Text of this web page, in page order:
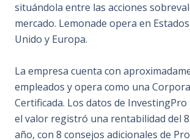
situándola entre las acciones
mercado. Lemonade opera en
Unido y Europa.
La empresa cuenta con
empleados y opera como una
Certificada. Los datos de
el valor registró una rentabilidad del
año, con 8 consejos adicionales de